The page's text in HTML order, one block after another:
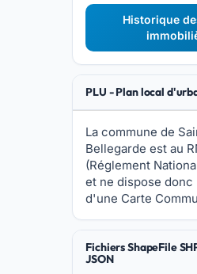
Historique
PLU - Plan local
La commune de
Bellegarde est au
(Réglement
et ne dispose donc
d'une Carte
Fichiers ShapeFile
JSON